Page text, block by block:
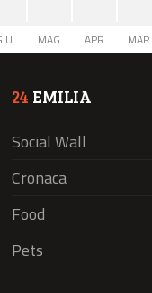
MAG APR MAR
24 EMILIA
Social Wall
Cronaca
Food
Pets